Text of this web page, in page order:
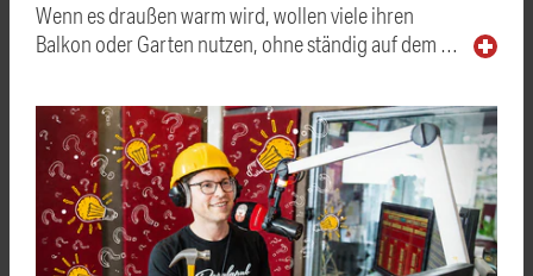
Wenn es draußen warm wird, wollen viele ihren
Balkon oder Garten nutzen, ohne ständig auf dem …